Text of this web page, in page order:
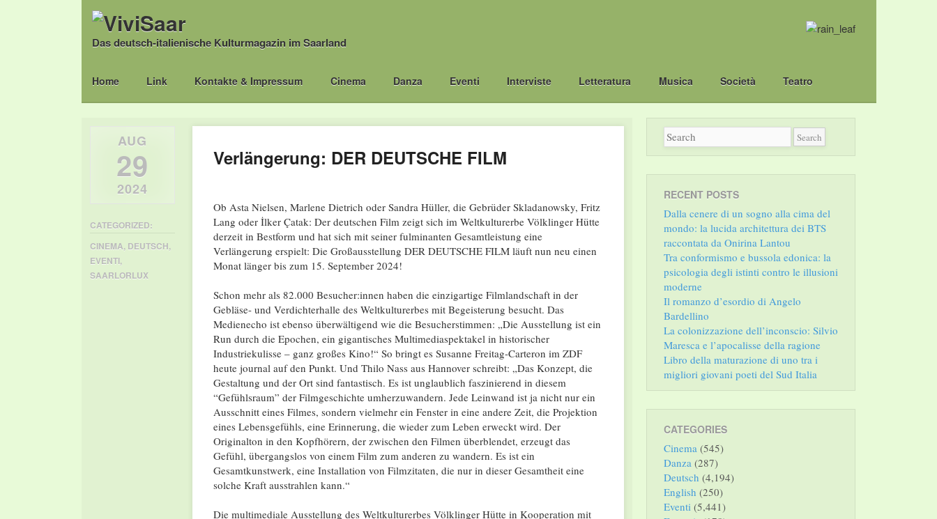
Das deutsch-italienische Kulturmagazin im Saarland
Main menu
Skip
Home Link Kontakte & Impressum Cinema Danza Eventi Interviste Letteratura Musica Società Teatro
Verlängerung: DER DEUTSCHE FILM
Ob Asta Nielsen, Marlene Dietrich oder Sandra Hüller, die Gebrüder Skladanowsky, Fritz
Lang oder İlker Çatak: Der deutschen Film zeigt sich im Weltkulturerbe Völklinger Hütte
derzeit in Bestform und hat sich mit seiner fulminanten Gesamtleistung eine
Verlängerung erspielt: Die Großausstellung DER DEUTSCHE FILM läuft nun neu einen
Monat länger bis zum 15. September 2024!
Schon mehr als 82.000 Besucher:innen haben die einzigartige Filmlandschaft in der
Gebläse- und Verdichterhalle des Weltkulturerbes mit Begeisterung besucht. Das
Medienecho ist ebenso überwältigend wie die Besucherstimmen: „Die Ausstellung ist ein
Run durch die Epochen, ein gigantisches Multimediaspektakel in historischer
Industriekulisse – ganz großes Kino!“ So bringt es Susanne Freitag-Carteron im ZDF
heute journal auf den Punkt. Und Thilo Nass aus Hannover schreibt: „Das Konzept, die
Gestaltung und der Ort sind fantastisch. Es ist unglaublich faszinierend in diesem
“Gefühlsraum” der Filmgeschichte umherzuwandern. Jede Leinwand ist ja nicht nur ein
Ausschnitt eines Filmes, sondern vielmehr ein Fenster in eine andere Zeit, die Projektion
eines Lebensgefühls, eine Erinnerung, die wieder zum Leben erweckt wird. Der
Originalton in den Kopfhörern, der zwischen den Filmen überblendet, erzeugt das
Gefühl, übergangslos von einem Film zum anderen zu wandern. Es ist ein
Gesamtkunstwerk, eine Installation von Filmzitaten, die nur in dieser Gesamtheit eine
solche Kraft ausstrahlen kann.“
Die multimediale Ausstellung des Weltkulturerbes Völklinger Hütte in Kooperation mit
AUG
29
2024
CATEGORIZED:
CINEMA, DEUTSCH,
EVENTI,
SAARLORLUX
RECENT POSTS
Dalla cenere di un sogno alla cima del
mondo: la lucida architettura dei BTS
raccontata da Onirina Lantou
Tra conformismo e bussola edonica: la
psicologia degli istinti contro le illusioni
moderne
Il romanzo d’esordio di Angelo
Bardellino
La colonizzazione dell’inconscio: Silvio
Maresca e l’apocalisse della ragione
Libro della maturazione di uno tra i
migliori giovani poeti del Sud Italia
CATEGORIES
Cinema (545)
Danza (287)
Deutsch (4,194)
English (250)
Eventi (5,441)